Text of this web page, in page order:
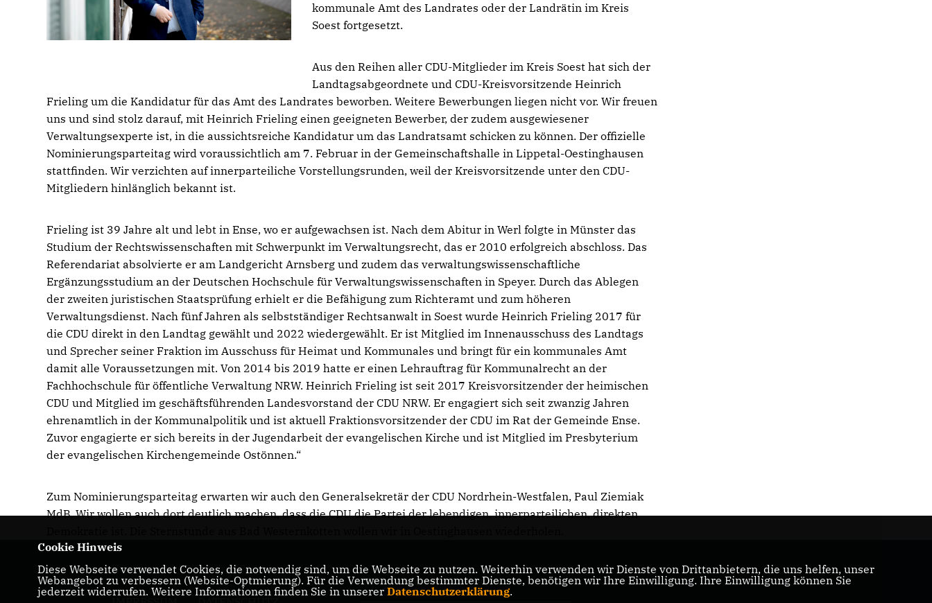
kommunale Amt des Landrates oder der Landrätin im Kreis
Soest fortgesetzt.
Aus den Reihen aller CDU-Mitglieder im Kreis Soest hat sich der
Landtagsabgeordnete und CDU-Kreisvorsitzende Heinrich
Frieling um die Kandidatur für das Amt des Landrates beworben. Weitere Bewerbungen liegen nicht vor. Wir freuen
uns und sind stolz darauf, mit Heinrich Frieling einen geeigneten Bewerber, der zudem ausgewiesener
Verwaltungsexperte ist, in die aussichtsreiche Kandidatur um das Landratsamt schicken zu können. Der offizielle
Nominierungsparteitag wird voraussichtlich am 7. Februar in der Gemeinschaftshalle in Lippetal-Oestinghausen
stattfinden. Wir verzichten auf innerparteiliche Vorstellungsrunden, weil der Kreisvorsitzende unter den CDU-
Mitgliedern hinlänglich bekannt ist.
Frieling ist 39 Jahre alt und lebt in Ense, wo er aufgewachsen ist. Nach dem Abitur in Werl folgte in Münster das
Studium der Rechtswissenschaften mit Schwerpunkt im Verwaltungsrecht, das er 2010 erfolgreich abschloss. Das
Referendariat absolvierte er am Landgericht Arnsberg und zudem das verwaltungswissenschaftliche
Ergänzungsstudium an der Deutschen Hochschule für Verwaltungswissenschaften in Speyer. Durch das Ablegen
der zweiten juristischen Staatsprüfung erhielt er die Befähigung zum Richteramt und zum höheren
Verwaltungsdienst. Nach fünf Jahren als selbstständiger Rechtsanwalt in Soest wurde Heinrich Frieling 2017 für
die CDU direkt in den Landtag gewählt und 2022 wiedergewählt. Er ist Mitglied im Innenausschuss des Landtags
und Sprecher seiner Fraktion im Ausschuss für Heimat und Kommunales und bringt für ein kommunales Amt
damit alle Voraussetzungen mit. Von 2014 bis 2019 hatte er einen Lehrauftrag für Kommunalrecht an der
Fachhochschule für öffentliche Verwaltung NRW. Heinrich Frieling ist seit 2017 Kreisvorsitzender der heimischen
CDU und Mitglied im geschäftsführenden Landesvorstand der CDU NRW. Er engagiert sich seit zwanzig Jahren
ehrenamtlich in der Kommunalpolitik und ist aktuell Fraktionsvorsitzender der CDU im Rat der Gemeinde Ense.
Zuvor engagierte er sich bereits in der Jugendarbeit der evangelischen Kirche und ist Mitglied im Presbyterium
der evangelischen Kirchengemeinde Ostönnen.“
Zum Nominierungsparteitag erwarten wir auch den Generalsekretär der CDU Nordrhein-Westfalen, Paul Ziemiak
MdB. Wir wollen auch dort deutlich machen, dass die CDU die Partei der lebendigen, innerparteilichen, direkten
Homepage der CDU im Kreis Soest
CDU Nordrhein-Westfalen
Cookie Hinweis
Diese Webseite verwendet Cookies, die notwendig sind, um die Webseite zu nutzen. Weiterhin verwenden wir Dienste von Drittanbietern, die uns helfen, unser
Webangebot zu verbessern (Website-Optmierung). Für die Verwendung bestimmter Dienste, benötigen wir Ihre Einwilligung. Ihre Einwilligung können Sie
jederzeit widerrufen. Weitere Informationen finden Sie in unserer Datenschutzerklärung.